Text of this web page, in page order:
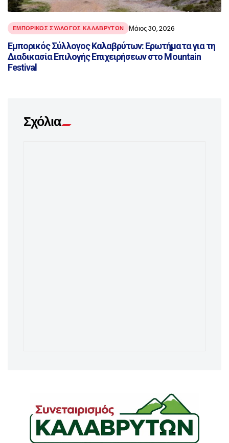
ΕΜΠΟΡΙΚΟΣ ΣΥΛΛΟΓΟΣ ΚΑΛΑΒΡΥΤΩΝ Μάιος 30, 2026
Εμπορικός Σύλλογος Καλαβρύτων: Ερωτήματα για τη
Διαδικασία Επιλογής Επιχειρήσεων στο Mountain
Festival
Σχόλια